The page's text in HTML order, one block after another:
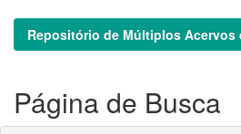
Repositório de Múltiplos Acervos
Página de Busca